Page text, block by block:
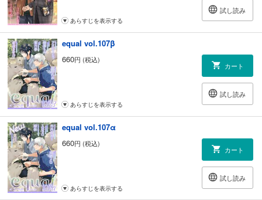
試し読み
あらすじを表示する
equal vol.107β
660円 (税込)
カート
試し読み
あらすじを表示する
equal vol.107α
660円 (税込)
カート
試し読み
あらすじを表示する